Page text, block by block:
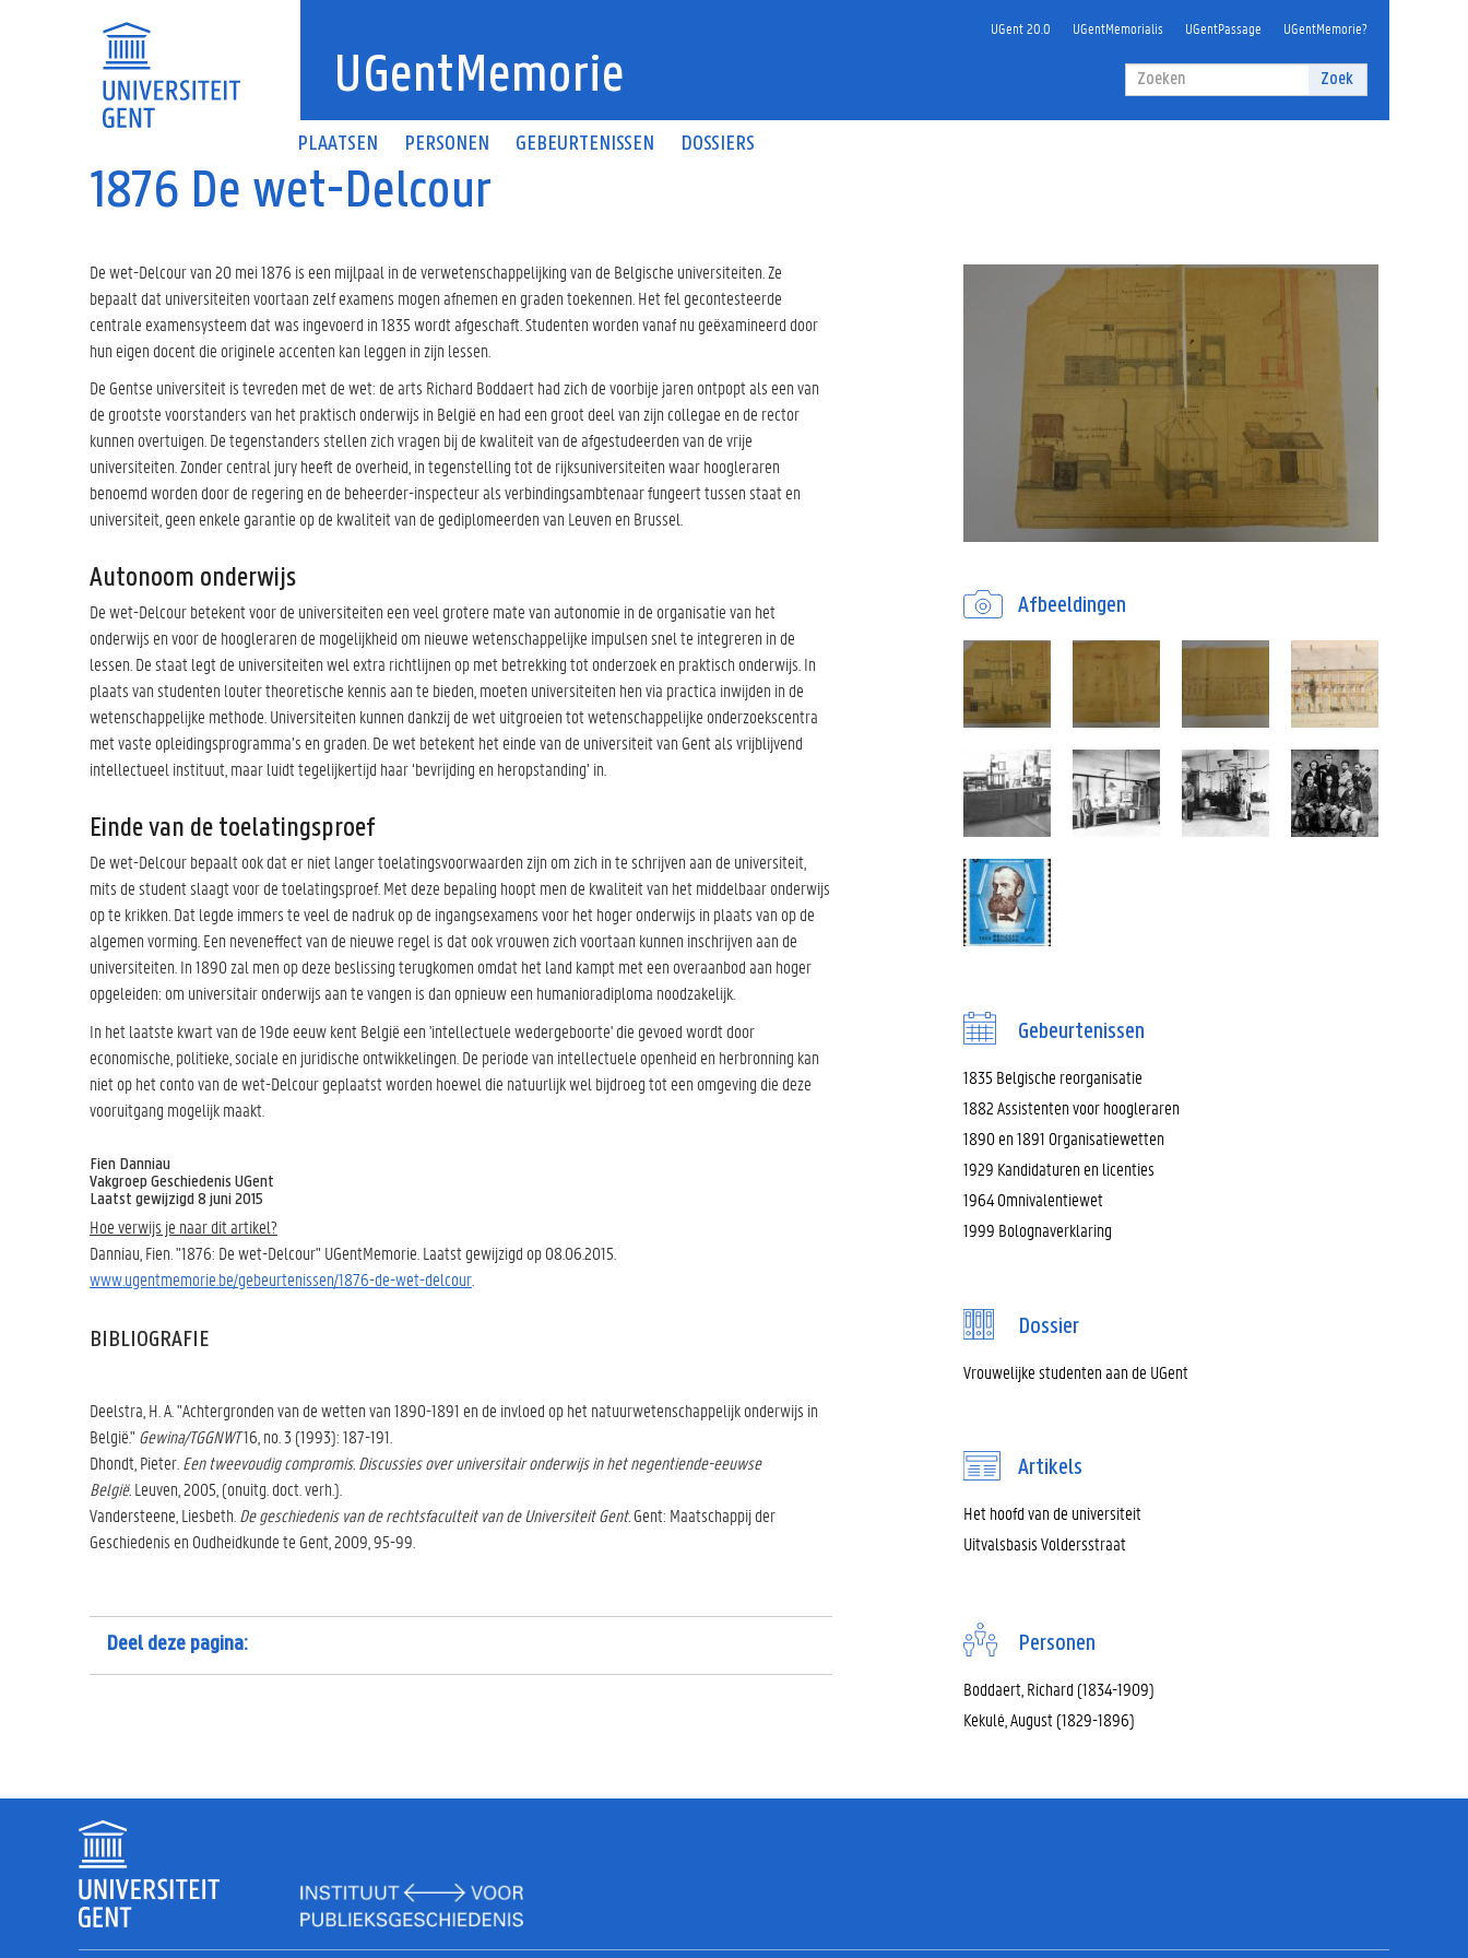
UGentMemorie Zoekveld Zoek
Zoeken
UGent 20.0 UGentMemorialis UGentPassage UGentMemorie?
PLAATSEN PERSONEN GEBEURTENISSEN DOSSIERS
1876 De wet-Delcour
De wet-Delcour van 20 mei 1876 is een mijlpaal in de verwetenschappelijking van de Belgische universiteiten. Ze
bepaalt dat universiteiten voortaan zelf examens mogen afnemen en graden toekennen. Het fel gecontesteerde
centrale examensysteem dat was ingevoerd in 1835 wordt afgeschaft. Studenten worden vanaf nu geëxamineerd door
hun eigen docent die originele accenten kan leggen in zijn lessen.
De Gentse universiteit is tevreden met de wet: de arts Richard Boddaert had zich de voorbije jaren ontpopt als een van
de grootste voorstanders van het praktisch onderwijs in België en had een groot deel van zijn collegae en de rector
kunnen overtuigen. De tegenstanders stellen zich vragen bij de kwaliteit van de afgestudeerden van de vrije
universiteiten. Zonder central jury heeft de overheid, in tegenstelling tot de rijksuniversiteiten waar hoogleraren
benoemd worden door de regering en de beheerder-inspecteur als verbindingsambtenaar fungeert tussen staat en
universiteit, geen enkele garantie op de kwaliteit van de gediplomeerden van Leuven en Brussel.
Autonoom onderwijs
De wet-Delcour betekent voor de universiteiten een veel grotere mate van autonomie in de organisatie van het
onderwijs en voor de hoogleraren de mogelijkheid om nieuwe wetenschappelijke impulsen snel te integreren in de
lessen. De staat legt de universiteiten wel extra richtlijnen op met betrekking tot onderzoek en praktisch onderwijs. In
plaats van studenten louter theoretische kennis aan te bieden, moeten universiteiten hen via practica inwijden in de
wetenschappelijke methode. Universiteiten kunnen dankzij de wet uitgroeien tot wetenschappelijke onderzoekscentra
met vaste opleidingsprogramma’s en graden. De wet betekent het einde van de universiteit van Gent als vrijblijvend
intellectueel instituut, maar luidt tegelijkertijd haar ‘bevrijding en heropstanding’ in.
Einde van de toelatingsproef
De wet-Delcour bepaalt ook dat er niet langer toelatingsvoorwaarden zijn om zich in te schrijven aan de universiteit,
mits de student slaagt voor de toelatingsproef. Met deze bepaling hoopt men de kwaliteit van het middelbaar onderwijs
op te krikken. Dat legde immers te veel de nadruk op de ingangsexamens voor het hoger onderwijs in plaats van op de
algemen vorming. Een neveneffect van de nieuwe regel is dat ook vrouwen zich voortaan kunnen inschrijven aan de
universiteiten. In 1890 zal men op deze beslissing terugkomen omdat het land kampt met een overaanbod aan hoger
opgeleiden: om universitair onderwijs aan te vangen is dan opnieuw een humanioradiploma noodzakelijk.
In het laatste kwart van de 19de eeuw kent België een 'intellectuele wedergeboorte' die gevoed wordt door
economische, politieke, sociale en juridische ontwikkelingen. De periode van intellectuele openheid en herbronning kan
niet op het conto van de wet-Delcour geplaatst worden hoewel die natuurlijk wel bijdroeg tot een omgeving die deze
vooruitgang mogelijk maakt.
Fien Danniau
Vakgroep Geschiedenis UGent
Laatst gewijzigd 8 juni 2015
Hoe verwijs je naar dit artikel?
Danniau, Fien. "1876: De wet-Delcour" UGentMemorie. Laatst gewijzigd op 08.06.2015.
www.ugentmemorie.be/gebeurtenissen/1876-de-wet-delcour
BIBLIOGRAFIE
Deelstra, H. A. "Achtergronden van de wetten van 1890-1891 en de invloed op het natuurwetenschappelijk onderwijs in
België." Gewina/TGGNWT16, no. 3 (1993): 187-191.
Dhondt, Pieter. Een tweevoudig compromis. Discussies over universitair onderwijs in het negentiende-eeuwse
België. Leuven, 2005, (onuitg. doct. verh.).
Vandersteene, Liesbeth. De geschiedenis van de rechtsfaculteit van de Universiteit Gent. Gent: Maatschappij der
Geschiedenis en Oudheidkunde te Gent, 2009, 95-99.
Deel deze pagina:
Afbeeldingen
Gebeurtenissen
1835 Belgische reorganisatie
1882 Assistenten voor hoogleraren
1890 en 1891 Organisatiewetten
1929 Kandidaturen en licenties
1964 Omnivalentiewet
1999 Bolognaverklaring
Dossier
Vrouwelijke studenten aan de UGent
Artikels
Het hoofd van de universiteit
Uitvalsbasis Voldersstraat
Personen
Boddaert, Richard (1834-1909)
Kekulé, August (1829-1896)